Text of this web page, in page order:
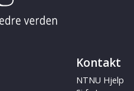
Kontakt
NTNU Hjelp